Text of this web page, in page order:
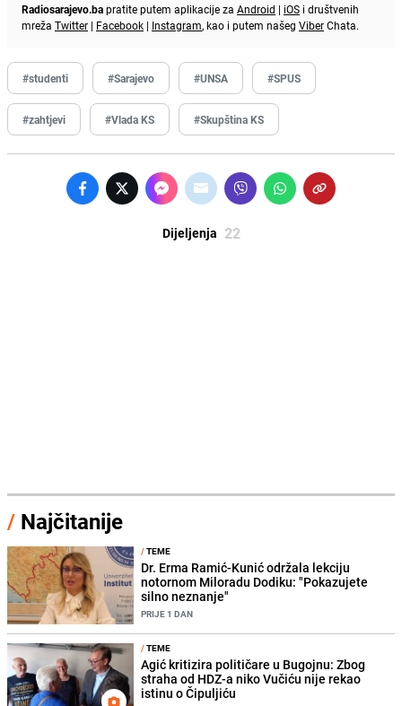
Radiosarajevo.bapratite putem aplikacije za Android | iOS i društvenih
mreža Twitter | Facebook | Instagram, kao i putem našeg ViberChata.
#studenti #Sarajevo #UNSA #SPUS
#zahtjevi #Vlada KS #Skupština KS
Dijeljenja 22
/ Najčitanije
/TEME
Dr. Erma Ramić-Kunić održala lekciju
notornom Miloradu Dodiku: "Pokazujete
silno neznanje"
PRIJE 1 DAN
/TEME
Agić kritizira političare u Bugojnu: Zbog
straha od HDZ-a niko Vučiću nije rekao
istinu o Čipuljiću